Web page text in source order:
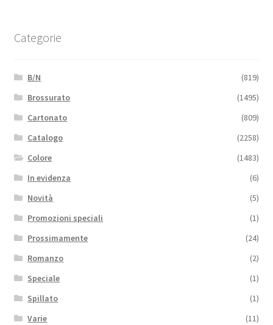
Categorie
B/N
(819)
Brossurato
(1495)
Cartonato
(809)
Catalogo
(2258)
Colore
(1483)
In evidenza
(6)
Novità
(5)
Promozioni speciali
(1)
Prossimamente
(24)
Romanzo
(2)
Speciale
(1)
Spillato
(1)
Varie
(11)